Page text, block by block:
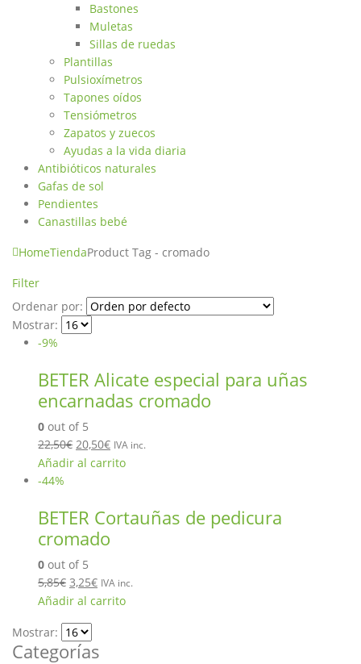
Bastones
Muletas
Sillas de ruedas
Plantillas
Pulsioxímetros
Tapones oídos
Tensiómetros
Zapatos y zuecos
Ayudas a la vida diaria
Antibióticos naturales
Gafas de sol
Pendientes
Canastillas bebé
HomeTiendaProduct Tag - cromado
Filter
Ordenar por:
Mostrar:
-9%
BETER Alicate especial para uñas
encarnadas cromado
0 out of 5
22,50€ 20,50€ IVA inc.
Añadir al carrito
-44%
BETER Cortauñas de pedicura
cromado
0 out of 5
5,85€ 3,25€ IVA inc.
Añadir al carrito
Mostrar:
Categorías